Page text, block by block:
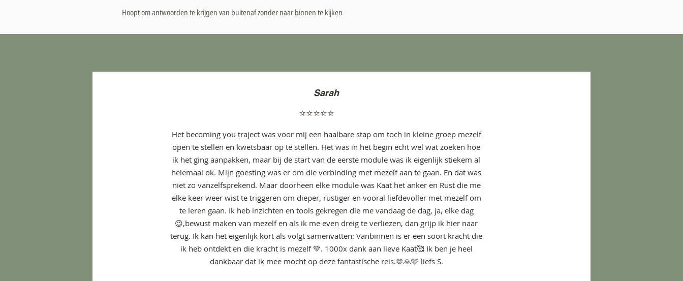
Hoopt om antwoorden te krijgen van buitenaf zonder naar binnen te kijken
Sarah
⭐⭐⭐⭐⭐
Het becoming you traject was voor mij een haalbare stap om toch in kleine groep mezelf
open te stellen en kwetsbaar op te stellen. Het was in het begin echt wel wat zoeken hoe
ik het ging aanpakken, maar bij de start van de eerste module was ik eigenlijk stiekem al
helemaal ok. Mijn goesting was er om die verbinding met mezelf aan te gaan. En dat was
niet zo vanzelfsprekend. Maar doorheen elke module was Kaat het anker en Rust die me
elke keer weer wist te triggeren om dieper, rustiger en vooral liefdevoller met mezelf om
te leren gaan. Ik heb inzichten en tools gekregen die me vandaag de dag, ja, elke dag
😉,bewust maken van mezelf en als ik me even dreig te verliezen, dan grijp ik hier naar
terug. Ik kan het eigenlijk kort als volgt samenvatten: Vanbinnen is er een soort kracht die
ik heb ontdekt en die kracht is mezelf 💚. 1000x dank aan lieve Kaat🥰 Ik ben je heel
dankbaar dat ik mee mocht op deze fantastische reis.🫶🙏🩷 liefs S.